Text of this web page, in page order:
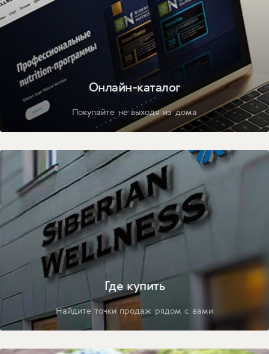
Онлайн-каталог
Покупайте не выходя из дома
Где купить
Найдите точки продаж рядом с вами